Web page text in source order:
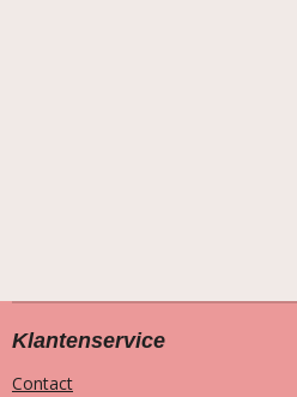
Klantenservice
Contact